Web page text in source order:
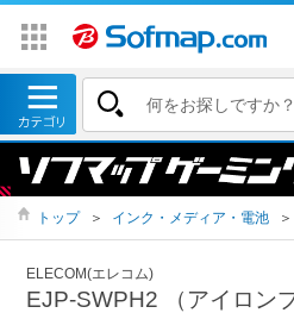
トップ ＞ インク・メディア・電池 ＞
ELECOM(エレコム)
EJP-SWPH2 （アイロン